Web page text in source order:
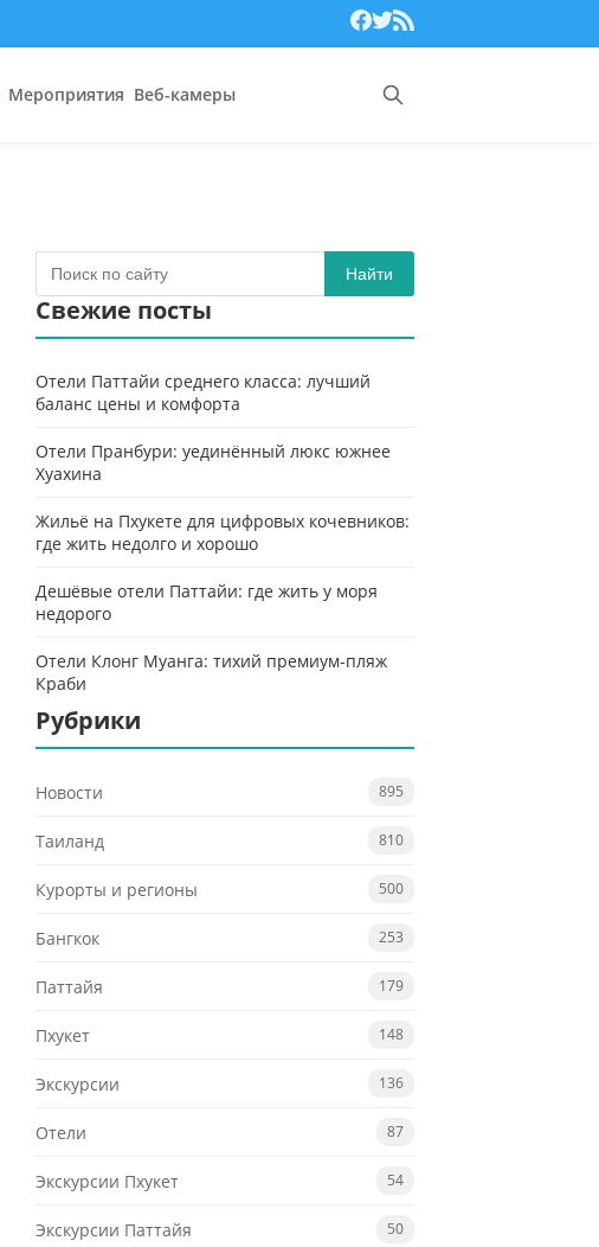
Мероприятия Веб-камеры
Найти
Свежие посты
Отели Паттайи среднего класса: лучший
баланс цены и комфорта
Отели Пранбури: уединённый люкс южнее
Хуахина
Жильё на Пхукете для цифровых кочевников:
где жить недолго и хорошо
Дешёвые отели Паттайи: где жить у моря
недорого
Отели Клонг Муанга: тихий премиум-пляж
Краби
Рубрики
Новости 895
Таиланд 810
Курорты и регионы 500
Бангкок 253
Паттайя 179
Пхукет 148
Экскурсии 136
Отели 87
Экскурсии Пхукет 54
Экскурсии Паттайя 50